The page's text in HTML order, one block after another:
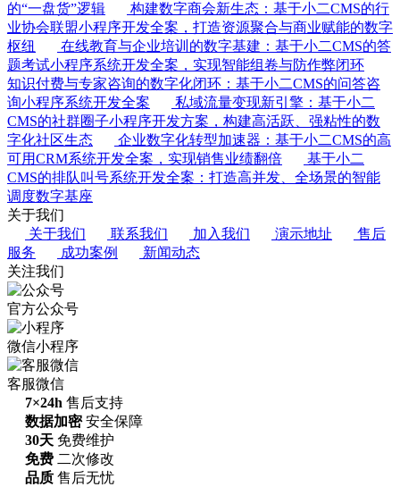
的“一盘货”逻辑
构建数字商会新生态：基于小二CMS的行
业协会联盟小程序开发全案，打造资源聚合与商业赋能的数字
枢纽
在线教育与企业培训的数字基建：基于小二CMS的答
题考试小程序系统开发全案，实现智能组卷与防作弊闭环
知识付费与专家咨询的数字化闭环：基于小二CMS的问答咨
询小程序系统开发全案
私域流量变现新引擎：基于小二
CMS的社群圈子小程序开发方案，构建高活跃、强粘性的数
字化社区生态
企业数字化转型加速器：基于小二CMS的高
可用CRM系统开发全案，实现销售业绩翻倍
基于小二
CMS的排队叫号系统开发全案：打造高并发、全场景的智能
调度数字基座
关于我们
关于我们
联系我们 加入我们 演示地址
售后
服务
成功案例
新闻动态
关注我们
官方公众号
微信小程序
客服微信
7×24h 售后支持
数据加密安全保障
30天 免费维护
免费 二次修改
品质 售后无忧